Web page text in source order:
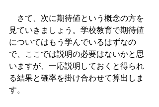
さて、次に期待値という概念の方を
見ていきましょう。学校教育で期待値
についてはもう学んでいるはずなの
で、ここでは説明の必要はないかと思
いますが、一応説明しておくと得られ
る結果と確率を掛け合わせて算出しま
す。